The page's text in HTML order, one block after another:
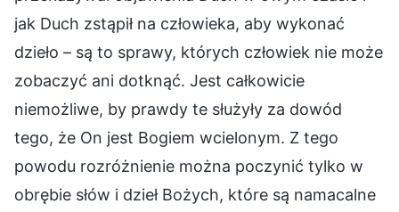
jak Duch zstąpił na człowieka, aby wykonać
dzieło – są to sprawy, których człowiek nie może
zobaczyć ani dotknąć. Jest całkowicie
niemożliwe, by prawdy te służyły za dowód
tego, że On jest Bogiem wcielonym. Z tego
powodu rozróżnienie można poczynić tylko w
obrębie słów i dzieł Bożych, które są namacalne